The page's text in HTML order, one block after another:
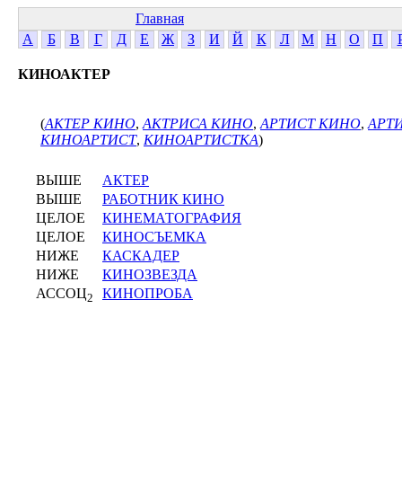
Главная
А
Б В Г Д Е Ж З И Й К Л М Н О П
КИНОАКТЕР
(АКТЕР КИНО, АКТРИСА КИНО, АРТИСТ КИНО,
КИНОАРТИСТ, КИНОАРТИСТКА)
ВЫШЕ
АКТЕР
ВЫШЕ
РАБОТНИК КИНО
ЦЕЛОЕ
КИНЕМАТОГРАФИЯ
ЦЕЛОЕ
КИНОСЪЕМКА
НИЖЕ
КАСКАДЕР
НИЖЕ
КИНОЗВЕЗДА
АССОЦ2 КИНОПРОБА